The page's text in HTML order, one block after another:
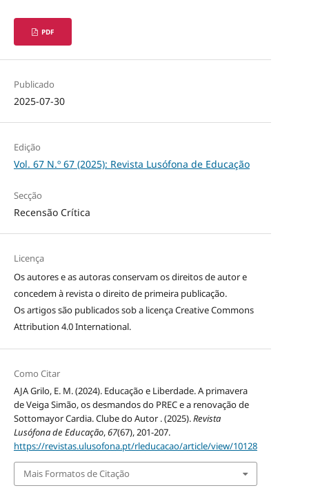
PDF
Publicado
2025-07-30
Edição
Vol. 67 N.º 67 (2025): Revista Lusófona de Educação
Secção
Recensão Crítica
Licença
Os autores e as autoras conservam os direitos de autor e
concedem à revista o direito de primeira publicação.
Os artigos são publicados sob a licençaCreative Commons
Attribution 4.0 International.
Como Citar
AJA Grilo, E. M. (2024). Educação e Liberdade. A primavera
de Veiga Simão, os desmandos do PREC e a renovação de
Sottomayor Cardia. Clube do Autor . (2025).Revista
Lusófona de Educação,67(67), 201-207.
https://revistas.ulusofona.pt/rleducacao/article/view/10128
Mais Formatos de Citação